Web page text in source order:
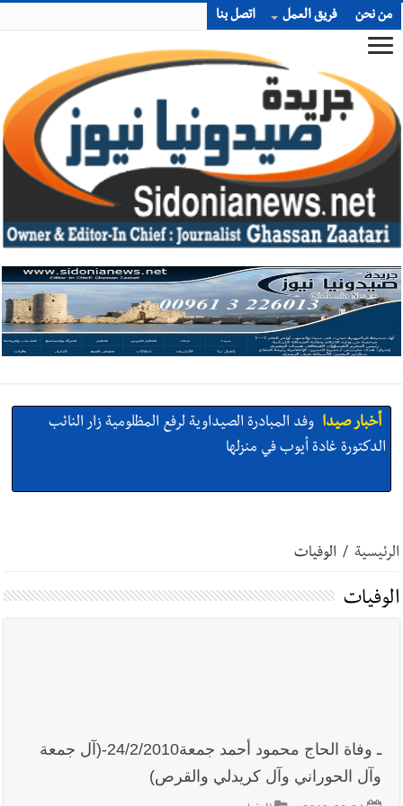
من نحن فريق العمل اتصل بنا
أخبار صيدا وفد المبادرة الصيداوية لرفع المظلومية زار النائب
الدكتورة غادة أيوب في منزلها
تكريمية في مركز معروف سعد الثقافي برعاية شركة الروان
أخبار صيدا إصابة شاب فلسطيني بطعنات سكين في مخيم عين
أخبار صيدا
المهندس محمد زهير السعودي يستقبل المختارين
بعاصيري والبيلاني
الرئيسية / الوفيات
الوفيات
ـ وفاة الحاج محمود أحمد جمعة24/2/2010-(آل جمعة
وآل الحوراني وآل كريدلي والقرص)